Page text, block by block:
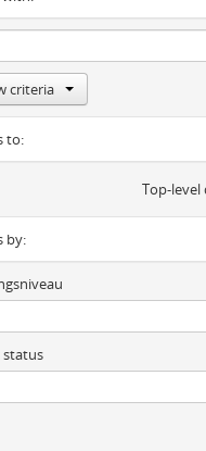
criteria
to:
Top-level
by: